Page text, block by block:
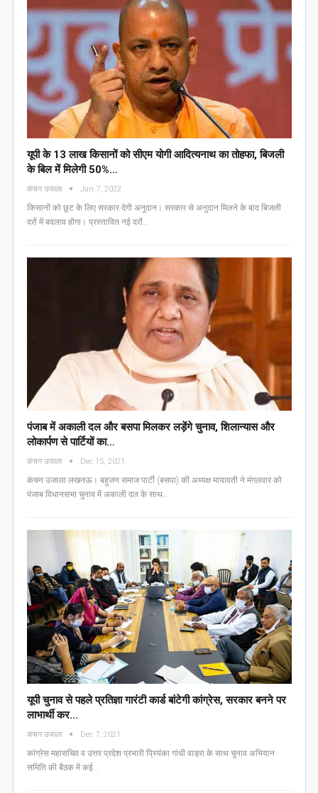
यूपी के 13 लाख किसानों को सीएम योगी आद‍ित्‍यनाथ का तोहफा, ब‍िजली
के ब‍िल में म‍िलेगी 50%…
कंचन उजाला Jan 7, 2022
किसानों को छूट के लिए सरकार देगी अनुदान। सरकार से अनुदान मिलने के बाद बिजली
दरों में बदलाव होगा। प्रस्तावित नई दरों…
पंजाब में अकाली दल और बसपा मिलकर लड़ेंगे चुनाव, शिलान्यास और
लोकार्पण से पार्टियों का…
कंचन उजाला Dec 15, 2021
कंचन उजाला लखनऊ। बहुजन समाज पार्टी (बसपा) की अध्यक्ष मायावती ने मंगलवार को
पंजाब विधानसभा चुनाव में अकाली दल के साथ…
यूपी चुनाव से पहले प्रतिज्ञा गारंटी कार्ड बांटेगी कांग्रेस, सरकार बनने पर
लाभार्थी कर…
कंचन उजाला Dec 7, 2021
कांग्रेस महासचिव व उत्तर प्रदेश प्रभारी प्रियंका गांधी वाड्रा के साथ चुनाव अभियान
समिति की बैठक में कई…